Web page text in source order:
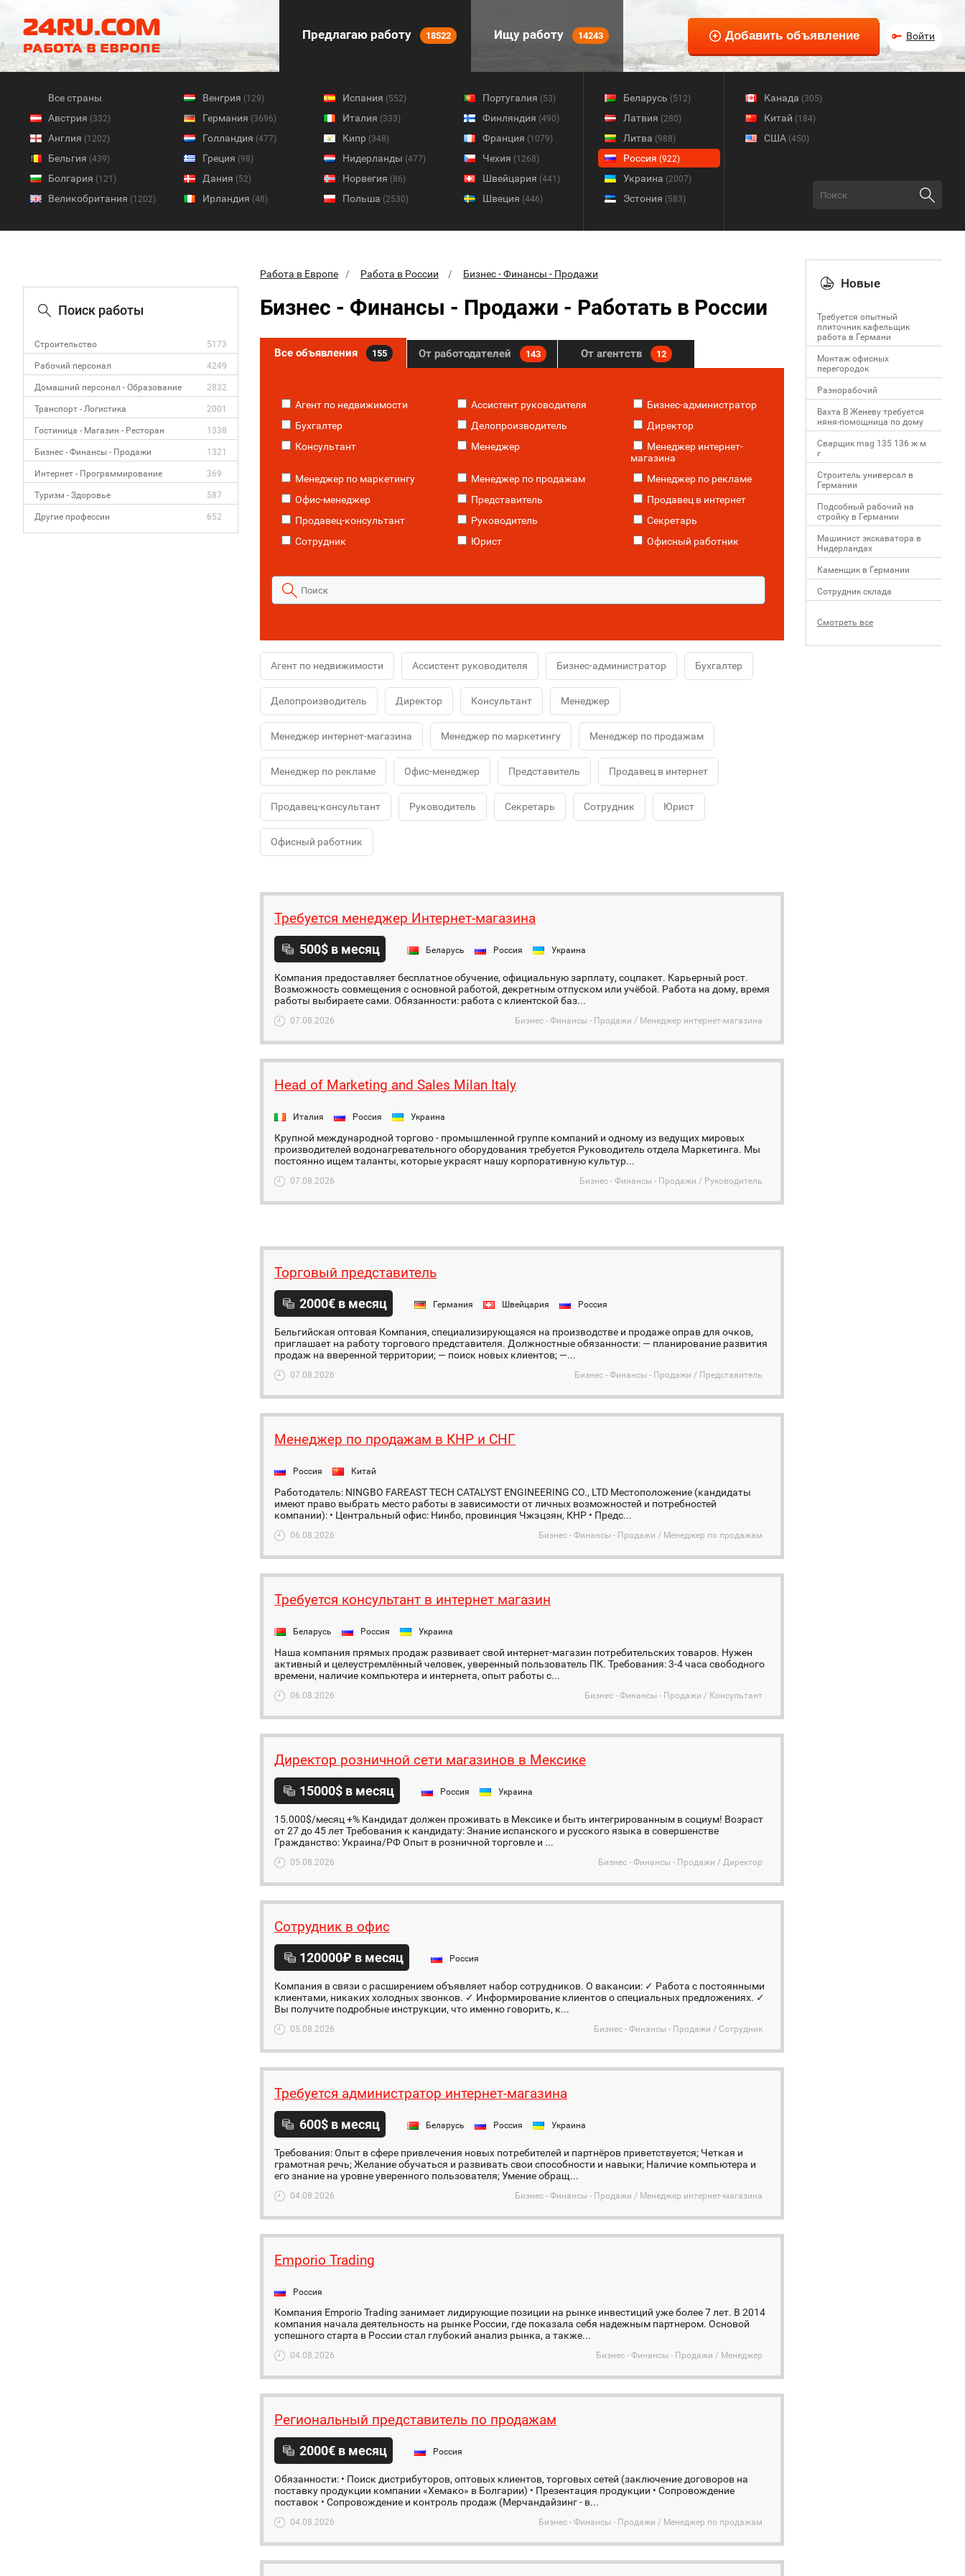
Предлагаю работу 18522 Ищу работу 14243 Войти
Все страны
Австрия (332)
Англия (1202)
Бельгия (439)
Болгария (121)
Великобритания (1202)
Венгрия (129)
Германия (3696)
Голландия (477)
Греция (98)
Дания (52)
Ирландия (48)
Испания (552)
Италия (333)
Кипр (348)
Нидерланды (477)
Норвегия (86)
Польша (2530)
Португалия (53)
Финляндия (490)
Франция (1079)
Чехия (1268)
Швейцария (441)
Швеция (446)
Беларусь (512)
Латвия (280)
Литва (988)
Россия (922)
Украина (2007)
Эстония (583)
Канада (305)
Китай (184)
США (450)
Поиск работы
Строительство 5173
Рабочий персонал 4249
Домашний персонал - Образование 2832
Транспорт - Логистика 2001
Гостиница - Магазин - Ресторан 1338
Бизнес - Финансы - Продажи 1321
Интернет - Программирование 369
Туризм - Здоровье 587
Другие профессии 652
Работа в Европе Работа в России Бизнес - Финансы - Продажи
Бизнес - Финансы - Продажи - Работать в России
Все объявления 155 От работодателей 143 От агентств 12
Агент по недвижимости Ассистент руководителя
Бизнес-администратор
Бухгалтер
Делопроизводитель
Директор
Консультант
Менеджер
Менеджер интернет-
магазина
Менеджер по маркетингу
Менеджер по продажам
Менеджер по рекламе
Офис-менеджер
Представитель
Продавец в интернет
Продавец-консультант
Руководитель
Секретарь
Сотрудник
Юрист Офисный работник
Агент по недвижимости Ассистент руководителя Бизнес-администратор Бухгалтер
Делопроизводитель Директор Консультант Менеджер
Менеджер интернет-магазина Менеджер по маркетингу Менеджер по продажам
Менеджер по рекламе Офис-менеджер Представитель Продавец в интернет
Продавец-консультант Руководитель Секретарь Сотрудник Юрист
Офисный работник
Требуется менеджер Интернет-магазина
500$ в месяц Беларусь Россия Украина
Компания предоставляет бесплатное обучение, официальную зарплату, соцпакет. Карьерный рост.
Возможность совмещения с основной работой, декретным отпуском или учёбой. Работа на дому, время
работы выбираете сами. Обязанности: работа с клиентской баз...
07.08.2026 Бизнес - Финансы - Продажи / Менеджер интернет-магазина
Head of Marketing and Sales Milan Italy
Италия Россия Украина
Крупной международной торгово - промышленной группе компаний и одному из ведущих мировых
производителей водонагревательного оборудования требуется Руководитель отдела Маркетинга. Мы
постоянно ищем таланты, которые украсят нашу корпоративную культур...
07.08.2026 Бизнес - Финансы - Продажи / Руководитель
Торговый представитель
2000€ в месяц Германия Швейцария Россия
Бельгийская оптовая Компания, специализирующаяся на производстве и продаже оправ для очков,
приглашает на работу торгового представителя. Должностные обязанности: — планирование развития
продаж на вверенной территории; — поиск новых клиентов; —...
07.08.2026 Бизнес - Финансы - Продажи / Представитель
Менеджер по продажам в КНР и СНГ
Россия Китай
Работодатель: NINGBO FAREAST TECH CATALYST ENGINEERING CO., LTD Местоположение (кандидаты
имеют право выбрать место работы в зависимости от личных возможностей и потребностей
компании): • Центральный офис: Нинбо, провинция Чжэцзян, КНР • Предс...
06.08.2026 Бизнес - Финансы - Продажи / Менеджер по продажам
Требуется консультант в интернет магазин
Беларусь Россия Украина
Наша компания прямых продаж развивает свой интернет-магазин потребительских товаров. Нужен
активный и целеустремлённый человек, уверенный пользователь ПК. Требования: 3-4 часа свободного
времени, наличие компьютера и интернета, опыт работы с...
06.08.2026 Бизнес - Финансы - Продажи / Консультант
Директор розничной сети магазинов в Мексике
15000$ в месяц Россия Украина
15.000$/месяц +% Кандидат должен проживать в Мексике и быть интегрированным в социум! Возраст
от 27 до 45 лет Требования к кандидату: Знание испанского и русского языка в совершенстве
Гражданство: Украина/РФ Опыт в розничной торговле и ...
05.08.2026 Бизнес - Финансы - Продажи / Директор
Сотрудник в офис
120000₽ в месяц Россия
Компания в связи с расширением объявляет набор сотрудников. О вакансии: ✓ Работа с постоянными
клиентами, никаких холодных звонков. ✓ Информирование клиентов о специальных предложениях. ✓
Вы получите подробные инструкции, что именно говорить, к...
05.08.2026 Бизнес - Финансы - Продажи / Сотрудник
Требуется администратор интернет-магазина
600$ в месяц Беларусь Россия Украина
Требования: Опыт в сфере привлечения новых потребителей и партнёров приветствуется; Четкая и
грамотная речь; Желание обучаться и развивать свои способности и навыки; Наличие компьютера и
его знание на уровне уверенного пользователя; Умение обращ...
04.08.2026 Бизнес - Финансы - Продажи / Менеджер интернет-магазина
Emporio Trading
Россия
Компания Emporio Trading занимает лидирующие позиции на рынке инвестиций уже более 7 лет. В 2014
компания начала деятельность на рынке России, где показала себя надежным партнером. Основой
успешного старта в России стал глубокий анализ рынка, а также...
04.08.2026 Бизнес - Финансы - Продажи / Менеджер
Региональный представитель по продажам
2000€ в месяц Россия
Обязанности: • Поиск дистрибуторов, оптовых клиентов, торговых сетей (заключение договоров на
поставку продукции компании «Хемако» в Болгарии) • Презентация продукции • Сопровождение
поставок • Сопровождение и контроль продаж (Мерчандайзинг - в...
04.08.2026 Бизнес - Финансы - Продажи / Менеджер по продажам
Новые
Требуется опытный
плиточник кафельщик
работa в Германи
Mонтаж офисных
перегородок
Разнорабочий
Вахта В Женеву требуется
няня-помощница по дому
Сварщик mag 135 136 ж м
г
Строитель универсал в
Германии
Подсобный рабочий на
стройку в Германии
Машинист экскаватора в
Нидерландах
Каменщик в Германии
Сотрудник склада
Смотреть все